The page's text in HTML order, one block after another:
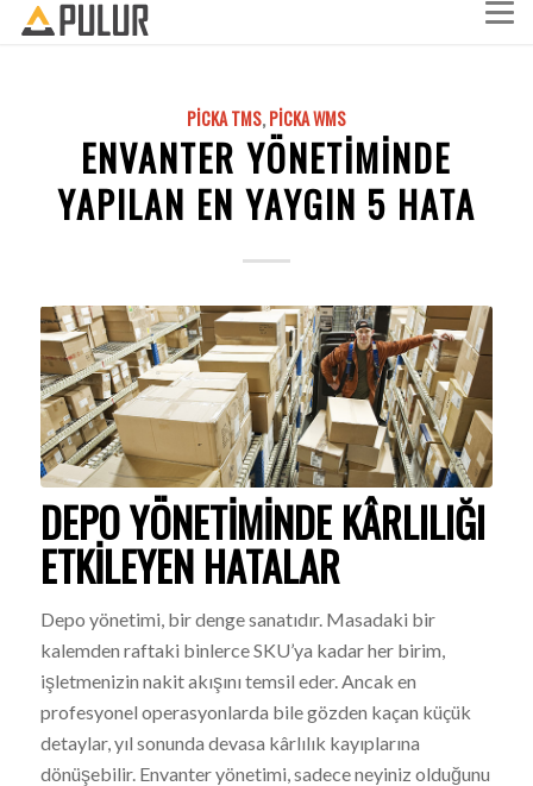
PICKA TMS,PICKA WMS
ENVANTER YÖNETIMINDE
YAPILAN EN YAYGIN 5 HATA
DEPO YÖNETIMINDE KÂRLILIĞI
ETKILEYEN HATALAR
Depo yönetimi, bir denge sanatıdır. Masadaki bir
kalemden raftaki binlerce SKU’ya kadar her birim,
işletmenizin nakit akışını temsil eder. Ancak en
profesyonel operasyonlarda bile gözden kaçan küçük
detaylar, yıl sonunda devasa kârlılık kayıplarına
dönüşebilir. Envanter yönetimi, sadece neyiniz olduğunu